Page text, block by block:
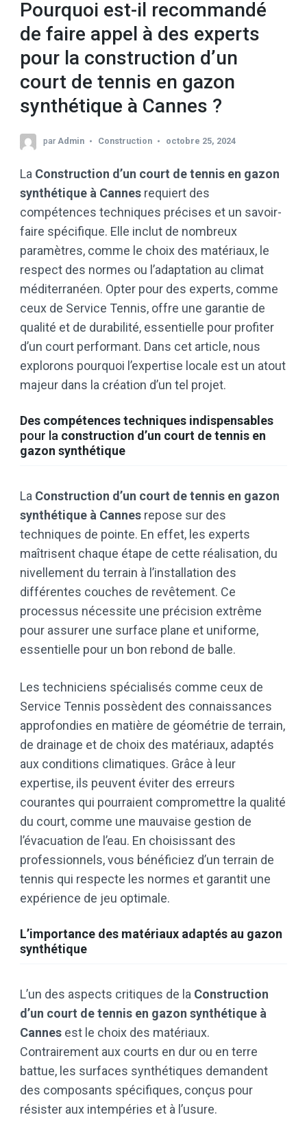
Pourquoi est-il recommandé
de faire appel à des experts
pour la construction d’un
court de tennis en gazon
synthétique à Cannes ?
parAdmin Construction octobre 25, 2024
La Construction d’un court de tennis en gazon
synthétique à Cannes requiert des
compétences techniques précises et un savoir-
faire spécifique. Elle inclut de nombreux
paramètres, comme le choix des matériaux, le
respect des normes ou l’adaptation au climat
méditerranéen. Opter pour des experts, comme
ceux de Service Tennis, offre une garantie de
qualité et de durabilité, essentielle pour profiter
d’un court performant. Dans cet article, nous
explorons pourquoi l’expertise locale est un atout
majeur dans la création d’un tel projet.
Des compétences techniques indispensables
pour la construction d’un court de tennis en
gazon synthétique
La Construction d’un court de tennis en gazon
synthétique à Cannes repose sur des
techniques de pointe. En effet, les experts
maîtrisent chaque étape de cette réalisation, du
nivellement du terrain à l’installation des
différentes couches de revêtement. Ce
processus nécessite une précision extrême
pour assurer une surface plane et uniforme,
essentielle pour un bon rebond de balle.
Les techniciens spécialisés comme ceux de
Service Tennis possèdent des connaissances
approfondies en matière de géométrie de terrain,
de drainage et de choix des matériaux, adaptés
aux conditions climatiques. Grâce à leur
expertise, ils peuvent éviter des erreurs
courantes qui pourraient compromettre la qualité
du court, comme une mauvaise gestion de
l’évacuation de l’eau. En choisissant des
professionnels, vous bénéficiez d’un terrain de
tennis qui respecte les normes et garantit une
expérience de jeu optimale.
L’importance des matériaux adaptés au gazon
synthétique
L’un des aspects critiques de la Construction
d’un court de tennis en gazon synthétique à
Cannes est le choix des matériaux.
Contrairement aux courts en dur ou en terre
battue, les surfaces synthétiques demandent
des composants spécifiques, conçus pour
résister aux intempéries et à l’usure.